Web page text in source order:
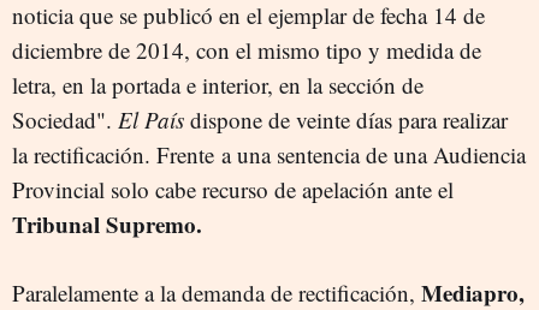
noticia que se publicó en el ejemplar de fecha 14 de
diciembre de 2014, con el mismo tipo y medida de
letra, en la portada e interior, en la sección de
Sociedad". El País dispone de veinte días para realizar
la rectificación. Frente a una sentencia de una Audiencia
Provincial solo cabe recurso de apelación ante el
Tribunal Supremo.
Paralelamente a la demanda de rectificación, Mediapro,